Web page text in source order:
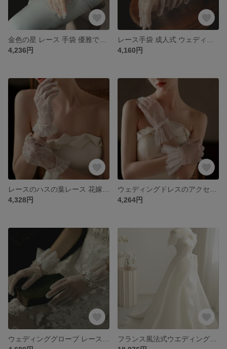
4,236円
4,160円
4,328円
4,264円